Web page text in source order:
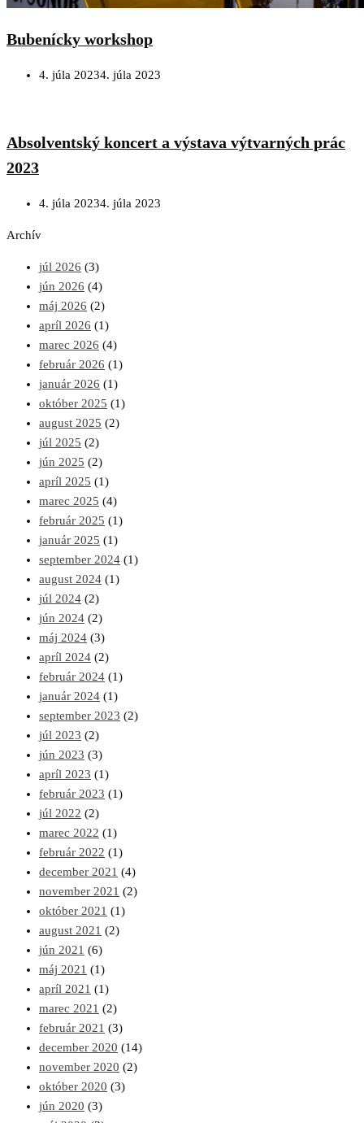
Bubenícky workshop
4. júla 20234. júla 2023
Absolventský koncert a výstava výtvarných prác
2023
4. júla 20234. júla 2023
Archív
júl 2026 (3)
jún 2026 (4)
máj 2026 (2)
apríl 2026 (1)
marec 2026 (4)
február 2026 (1)
január 2026 (1)
október 2025 (1)
august 2025 (2)
júl 2025 (2)
jún 2025 (2)
apríl 2025 (1)
marec 2025 (4)
február 2025 (1)
január 2025 (1)
september 2024 (1)
august 2024 (1)
júl 2024 (2)
jún 2024 (2)
máj 2024 (3)
apríl 2024 (2)
február 2024 (1)
január 2024 (1)
september 2023 (2)
júl 2023 (2)
jún 2023 (3)
apríl 2023 (1)
február 2023 (1)
júl 2022 (2)
marec 2022 (1)
február 2022 (1)
december 2021 (4)
november 2021 (2)
október 2021 (1)
august 2021 (2)
jún 2021 (6)
máj 2021 (1)
apríl 2021 (1)
marec 2021 (2)
február 2021 (3)
december 2020 (14)
november 2020 (2)
október 2020 (3)
jún 2020 (3)